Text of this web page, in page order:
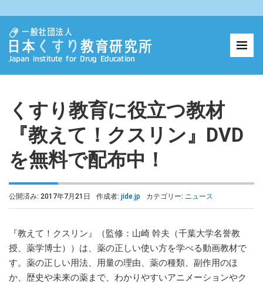
くすり教育に役立つ教材
『教えて！クスリン』DVD
を無料で配布中！
公開済み: 2017年7月21日 作成者: jide.jp カテゴリー: ニュース
『教えて！クスリン』（監修：山崎 幹夫（千葉大学名誉教
授、薬学博士））は、薬の正しい使い方を学べる動画教材で
す。薬の正しい用法、用量の理由、薬の種類、副作用のほ
か、歴史や未来の薬まで、わかりやすいアニメーションやク